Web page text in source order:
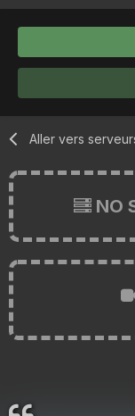
Aller vers
NO